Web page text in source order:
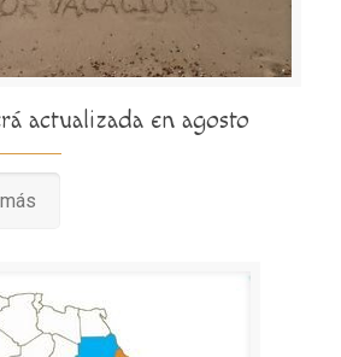
actualizada en agosto